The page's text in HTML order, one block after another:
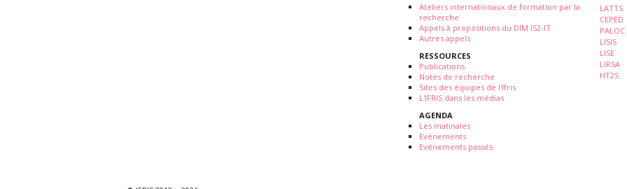
Ateliers internationaux de formation par la
recherche
Appels à propositions du DIM IS2-IT
Autres appels
RESSOURCES
Publications
Notes de recherche
Sites des équipes de l'Ifris
L'IFRIS dans les médias
AGENDA
Les matinales
Evénements
Evénements passés
LATTS
CEPED
PALOC
LISIS
LISE
LIRSA
HT2S